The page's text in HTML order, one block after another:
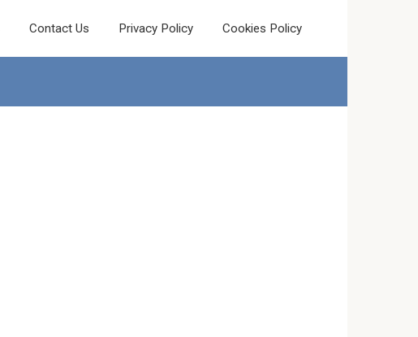
Contact Us Privacy Policy Cookies Policy